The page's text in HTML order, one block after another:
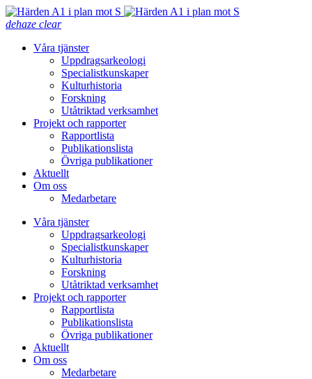
dehaze clear
Våra tjänster
Uppdragsarkeologi
Specialistkunskaper
Kulturhistoria
Forskning
Utåtriktad verksamhet
Projekt och rapporter
Rapportlista
Publikationslista
Övriga publikationer
Aktuellt
Om oss
Medarbetare
Våra tjänster
Uppdragsarkeologi
Specialistkunskaper
Kulturhistoria
Forskning
Utåtriktad verksamhet
Projekt och rapporter
Rapportlista
Publikationslista
Övriga publikationer
Aktuellt
Om oss
Medarbetare